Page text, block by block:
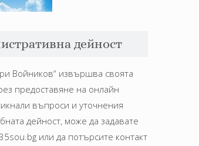
дейност
Войников“ извършва своята
предоставяне на онлайн
въпроси и уточнения
дейност, може да задавате
или да потърсите контакт